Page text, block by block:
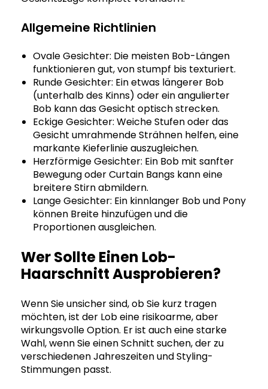
Allgemeine Richtlinien
Ovale Gesichter: Die meisten Bob-Längen
funktionieren gut, von stumpf bis texturiert.
Runde Gesichter: Ein etwas längerer Bob
(unterhalb des Kinns) oder ein angulierter
Bob kann das Gesicht optisch strecken.
Eckige Gesichter: Weiche Stufen oder das
Gesicht umrahmende Strähnen helfen, eine
markante Kieferlinie auszugleichen.
Herzförmige Gesichter: Ein Bob mit sanfter
Bewegung oder Curtain Bangs kann eine
breitere Stirn abmildern.
Lange Gesichter: Ein kinnlanger Bob und Pony
können Breite hinzufügen und die
Proportionen ausgleichen.
Wer Sollte Einen Lob-
Haarschnitt Ausprobieren?
Wenn Sie unsicher sind, ob Sie kurz tragen
möchten, ist der Lob eine risikoarme, aber
wirkungsvolle Option. Er ist auch eine starke
Wahl, wenn Sie einen Schnitt suchen, der zu
verschiedenen Jahreszeiten und Styling-
Stimmungen passt.